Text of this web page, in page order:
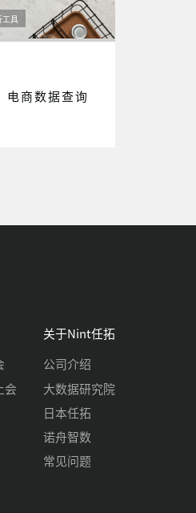
工具
电商数据查询
会
关于Nint任拓
公司介绍
大数据研究院
日本任拓
诺舟智数
常见问题